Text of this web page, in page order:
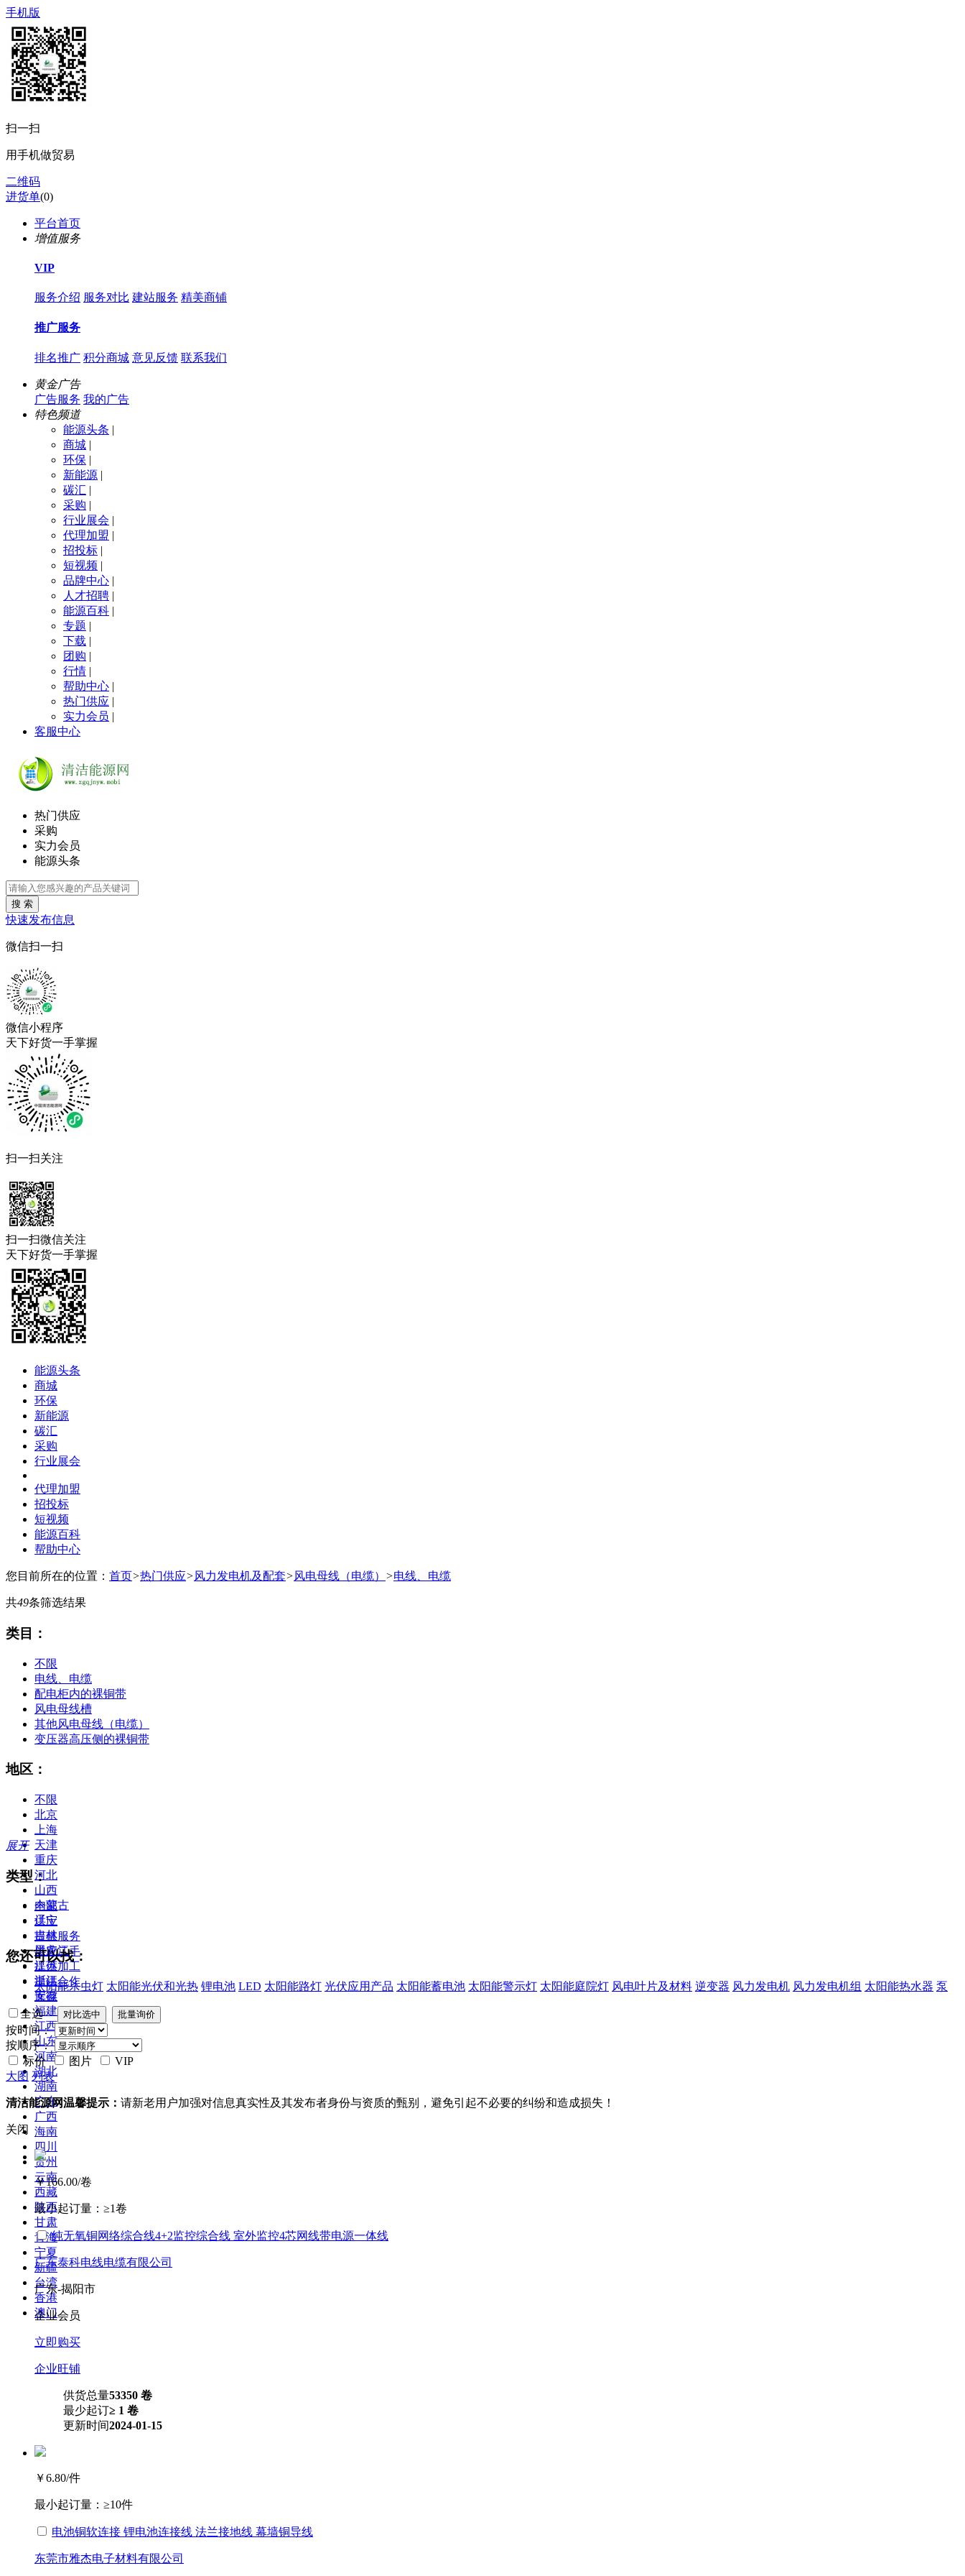
手机版
扫一扫
用手机做贸易
二维码
进货单(0)
平台首页
增值服务
VIP
服务介绍 服务对比 建站服务 精美商铺
推广服务
排名推广 积分商城 意见反馈 联系我们
黄金广告
广告服务 我的广告
特色频道
能源头条 |
商城 |
环保 |
新能源 |
碳汇 |
采购 |
行业展会 |
代理加盟 |
招投标 |
短视频 |
品牌中心 |
人才招聘 |
能源百科 |
专题 |
下载 |
团购 |
行情 |
帮助中心 |
热门供应 |
实力会员 |
客服中心
热门供应
采购
实力会员
能源头条
搜 索
快速发布信息
微信扫一扫
微信小程序
天下好货一手掌握
扫一扫关注
扫一扫微信关注
天下好货一手掌握
能源头条
商城
环保
新能源
碳汇
采购
行业展会
代理加盟
招投标
短视频
能源百科
帮助中心
您目前所在的位置： 首页>热门供应>风力发电机及配套>风电母线（电缆） >电线、电缆
共49条筛选结果
类目：
不限
电线、电缆
配电柜内的裸铜带
风电母线槽
其他风电母线（电缆）
变压器高压侧的裸铜带
地区：
不限
北京
上海
天津
重庆
河北
山西
内蒙古
辽宁
吉林
黑龙江
江苏
浙江
安徽
福建
江西
山东
河南
湖北
湖南
广东
广西
海南
四川
贵州
云南
西藏
陕西
甘肃
青海
宁夏
新疆
台湾
香港
澳门
展开
类型：
全部
供应
提供服务
供应二手
提供加工
提供合作
库存
您还可以找：
太阳能杀虫灯 太阳能光伏和光热 锂电池 LED 太阳能路灯 光伏应用产品 太阳能蓄电池 太阳能警示灯 太阳能庭院灯 风电叶片及材料 逆变器 风力发电机 风力发电机组 太阳能热水器 泵
全选
按时间：
按顺序：
标价
图片
VIP
大图 列表
清洁能源网温馨提示： 请新老用户加强对信息真实性及其发布者身份与资质的甄别，避免引起不必要的纠纷和造成损失！
关闭
￥166.00/卷
最小起订量： ≥1卷
纯无氧铜网络综合线4+2监控综合线 室外监控4芯网线带电源一体线
广东泰科电线电缆有限公司
广东-揭阳市
企业会员
立即购买
企业旺铺
供货总量53350 卷
最少起订≥ 1 卷
更新时间2024-01-15
￥6.80/件
最小起订量： ≥10件
电池铜软连接 锂电池连接线 法兰接地线 幕墙铜导线
东莞市雅杰电子材料有限公司